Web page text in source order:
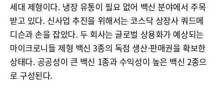
세대 제형이다. 냉장 유통이 필요 없어 백신 분야에서 주목
받고 있다. 신사업 추진을 위해서는 코스닥 상장사 쿼드메
디슨과 손을 잡았다. 두 회사는 글로벌 상용화가 예상되는
마이크로니들 제형 백신 3종의 독점 생산·판매권을 확보한
상태다. 공공성이 큰 백신 1종과 수익성이 높은 백신 2종으
로 구성된다.